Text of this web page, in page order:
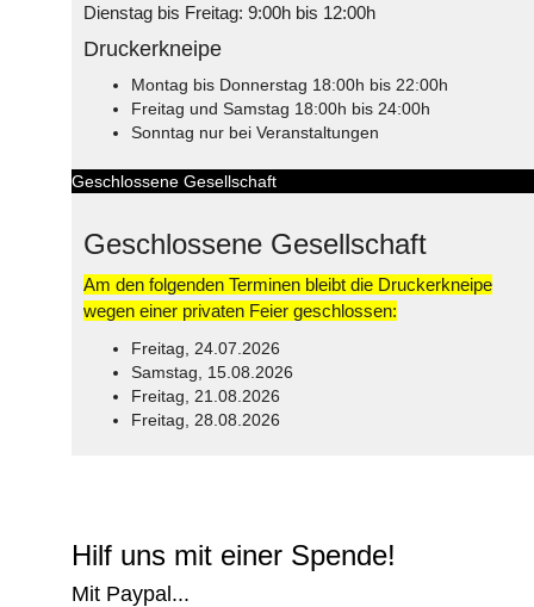
Dienstag bis Freitag: 9:00h bis 12:00h
Druckerkneipe
Montag bis Donnerstag 18:00h bis 22:00h
Freitag und Samstag 18:00h bis 24:00h
Sonntag nur bei Veranstaltungen
Geschlossene Gesellschaft
Geschlossene Gesellschaft
Am den folgenden Terminen bleibt die Druckerkneipe
wegen einer privaten Feier geschlossen:
Freitag, 24.07.2026
Samstag, 15.08.2026
Freitag, 21.08.2026
Freitag, 28.08.2026
Hilf uns mit einer Spende!
Mit Paypal...